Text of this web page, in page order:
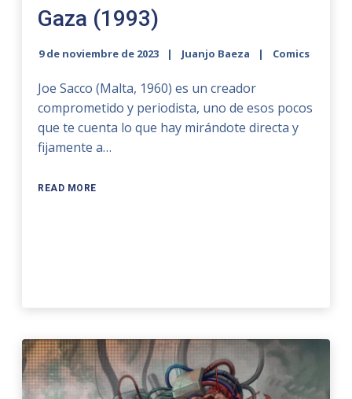
Gaza (1993)
9 de noviembre de 2023 Juanjo Baeza Comics
Joe Sacco (Malta, 1960) es un creador
comprometido y periodista, uno de esos pocos
que te cuenta lo que hay mirándote directa y
fijamente a…
READ MORE